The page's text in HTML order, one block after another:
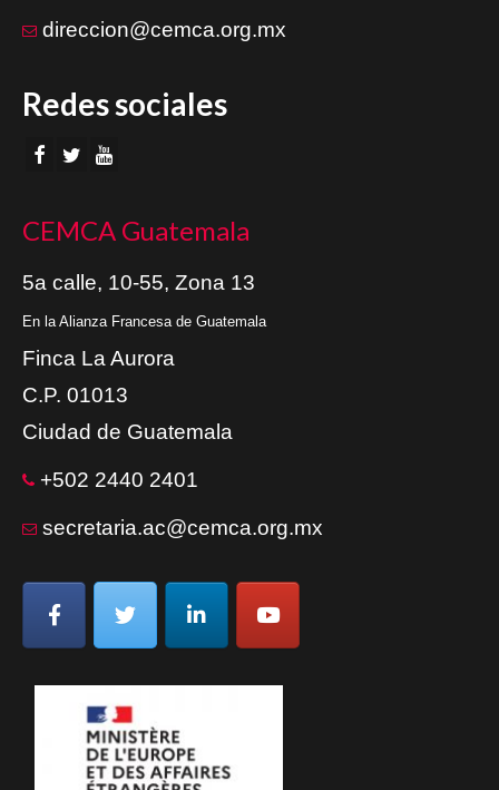
direccion@cemca.org.mx
Redes sociales
CEMCA Guatemala
5a calle, 10-55, Zona 13
En la Alianza Francesa de Guatemala
Finca La Aurora
C.P. 01013
Ciudad de Guatemala
+502 2440 2401
secretaria.ac@cemca.org.mx